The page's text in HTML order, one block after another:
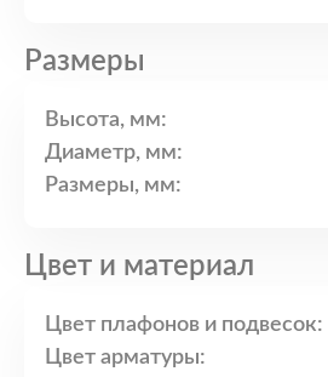
Размеры
Высота, мм:
Диаметр, мм:
Размеры, мм:
Цвет и материал
Цвет плафонов и подвесок:
Цвет арматуры: